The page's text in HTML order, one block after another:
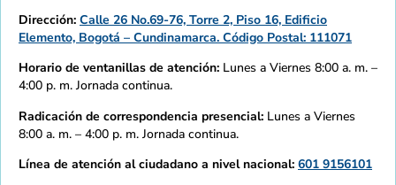
Dirección: Calle 26 No.69-76, Torre 2, Piso 16, Edificio
Elemento, Bogotá – Cundinamarca. Código Postal: 111071
Horario de ventanillas de atención: Lunes a Viernes 8:00 a. m. –
4:00 p. m. Jornada continua.
Radicación de correspondencia presencial: Lunes a Viernes
8:00 a. m. – 4:00 p. m. Jornada continua.
Línea de atención al ciudadano a nivel nacional: 601 9156101